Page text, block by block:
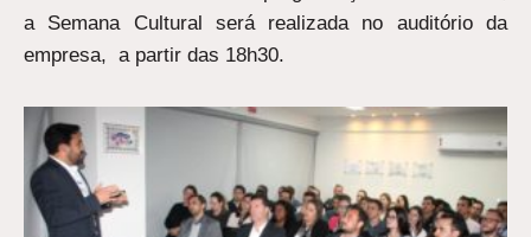
a Semana Cultural será realizada no auditório da
empresa, a partir das 18h30.